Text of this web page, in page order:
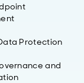
Protection
and